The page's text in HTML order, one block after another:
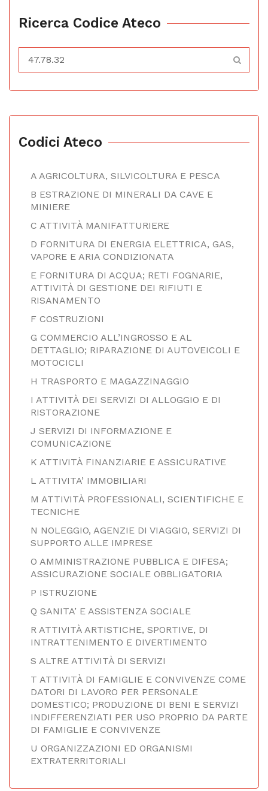
Ricerca Codice Ateco
Codici Ateco
A AGRICOLTURA, SILVICOLTURA E PESCA
B ESTRAZIONE DI MINERALI DA CAVE E
MINIERE
C ATTIVITÀ MANIFATTURIERE
D FORNITURA DI ENERGIA ELETTRICA, GAS,
VAPORE E ARIA CONDIZIONATA
E FORNITURA DI ACQUA; RETI FOGNARIE,
ATTIVITÀ DI GESTIONE DEI RIFIUTI E
RISANAMENTO
F COSTRUZIONI
G COMMERCIO ALL’INGROSSO E AL
DETTAGLIO; RIPARAZIONE DI AUTOVEICOLI E
MOTOCICLI
H TRASPORTO E MAGAZZINAGGIO
I ATTIVITÀ DEI SERVIZI DI ALLOGGIO E DI
RISTORAZIONE
J SERVIZI DI INFORMAZIONE E
COMUNICAZIONE
K ATTIVITÀ FINANZIARIE E ASSICURATIVE
L ATTIVITA’ IMMOBILIARI
M ATTIVITÀ PROFESSIONALI, SCIENTIFICHE E
TECNICHE
N NOLEGGIO, AGENZIE DI VIAGGIO, SERVIZI DI
SUPPORTO ALLE IMPRESE
O AMMINISTRAZIONE PUBBLICA E DIFESA;
ASSICURAZIONE SOCIALE OBBLIGATORIA
P ISTRUZIONE
Q SANITA’ E ASSISTENZA SOCIALE
R ATTIVITÀ ARTISTICHE, SPORTIVE, DI
INTRATTENIMENTO E DIVERTIMENTO
S ALTRE ATTIVITÀ DI SERVIZI
T ATTIVITÀ DI FAMIGLIE E CONVIVENZE COME
DATORI DI LAVORO PER PERSONALE
DOMESTICO; PRODUZIONE DI BENI E SERVIZI
INDIFFERENZIATI PER USO PROPRIO DA PARTE
DI FAMIGLIE E CONVIVENZE
U ORGANIZZAZIONI ED ORGANISMI
EXTRATERRITORIALI